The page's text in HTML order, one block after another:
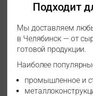
Подходит
Мы доставляем
в Челябинск — от
готовой продукции.
Наиболее
промышленное и